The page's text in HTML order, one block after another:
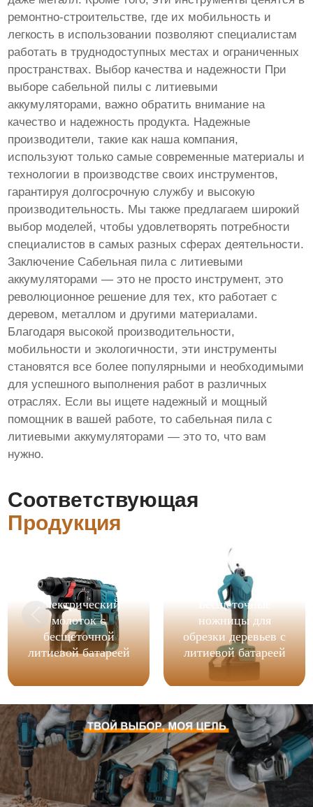
ремонтно-строительстве, где их мобильность и
легкость в использовании позволяют специалистам
работать в труднодоступных местах и ограниченных
пространствах. Выбор качества и надежности При
выборе сабельной пилы с литиевыми
аккумуляторами, важно обратить внимание на
качество и надежность продукта. Надежные
производители, такие как наша компания,
используют только самые современные материалы и
технологии в производстве своих инструментов,
гарантируя долгосрочную службу и высокую
производительность. Мы также предлагаем широкий
выбор моделей, чтобы удовлетворять потребности
специалистов в самых разных сферах деятельности.
Заключение Сабельная пила с литиевыми
аккумуляторами — это не просто инструмент, это
революционное решение для тех, кто работает с
деревом, металлом и другими материалами.
Благодаря высокой производительности,
мобильности и экологичности, эти инструменты
становятся все более популярными и необходимыми
для успешного выполнения работ в различных
отраслях. Если вы ищете надежный и мощный
помощник в вашей работе, то сабельная пила с
литиевыми аккумуляторами — это то, что вам
нужно.
Соответствующая
Продукция
Электрический
молоток с
бесщеточной
литиевой батареей
Бесщеточные
ножницы для
обрезки деревьев с
литиевой батареей